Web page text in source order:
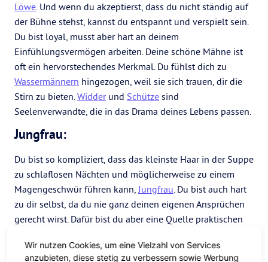
Löwe. Und wenn du akzeptierst, dass du nicht ständig auf
der Bühne stehst, kannst du entspannt und verspielt sein.
Du bist loyal, musst aber hart an deinem
Einfühlungsvermögen arbeiten. Deine schöne Mähne ist
oft ein hervorstechendes Merkmal. Du fühlst dich zu
Wassermännern hingezogen, weil sie sich trauen, dir die
Stirn zu bieten.Widderund Schütze sind
Seelenverwandte, die in das Drama deines Lebens passen.
Jungfrau:
Du bist so kompliziert, dass das kleinste Haar in der Suppe
zu schlaflosen Nächten und möglicherweise zu einem
Magengeschwür führen kann,Jungfrau. Du bist auch hart
zu dir selbst, da du nie ganz deinen eigenen Ansprüchen
gerecht wirst. Dafür bist du aber eine Quelle praktischen
Fische lehrt dich den tieferen Sinn des Lebens und wie du
Wir nutzen Cookies, um eine Vielzahl von Services
anzubieten, diese stetig zu verbessern sowie Werbung